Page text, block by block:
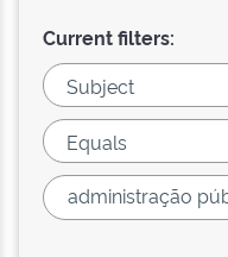
Current filters: